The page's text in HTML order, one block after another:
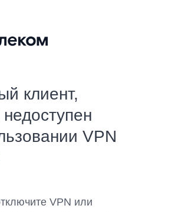
клиент,
VPN
VPN или